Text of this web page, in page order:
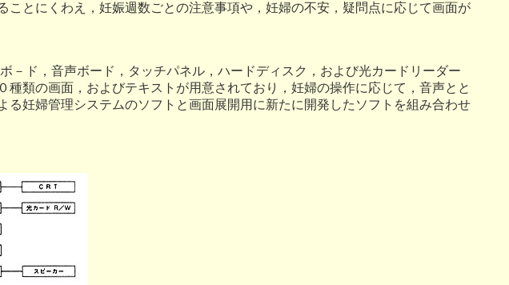
とにくわえ，妊娠週数ごとの注意事項や，妊婦の不安，疑問点に応じて画面が
ド，音声ボード，タッチパネル，ハードディスク，および光カードリーダー
類の画面，およびテキストが用意されており，妊婦の操作に応じて，音声とと
妊婦管理システムのソフトと画面展開用に新たに開発したソフトを組み合わせ